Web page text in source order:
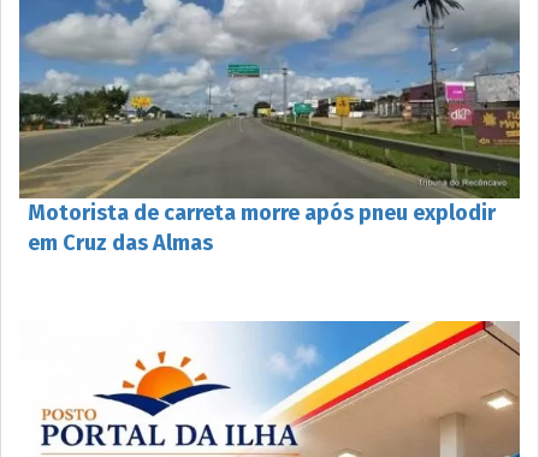
Motorista de carreta morre após pneu explodir
em Cruz das Almas